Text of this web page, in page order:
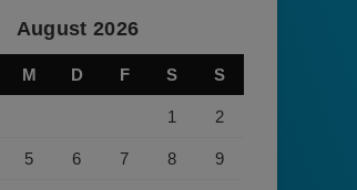
August 2026
M D F S S
1 2
5 6 7 8 9